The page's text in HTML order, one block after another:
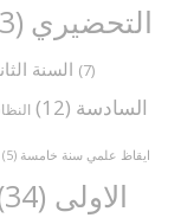
التحضيري (33)
(7)
السنة
السادسة (12)
ايقاظ علمي سنة خامسة (5)
الاولى (34)